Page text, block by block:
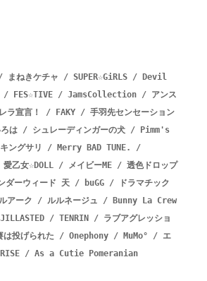
まねきケチャ / SUPER☆GiRLS / Devil
/ FES☆TIVE / JamsCollection / アンス
ラ宣言！ / FAKY / 手羽先センセーション
は / シュレーディンガーの犬 / Pimm's
ングサリ / Merry BAD TUNE. /
女☆DOLL / メイビーME / 透色ドロップ
ダーウィード 天 / buGG / ドラマチック
アーク / ルルネージュ / Bunny La Crew
/ TENRIN / ラブアグレッショ
は投げられた / Onephony / MuMo° / エ
/ As a Cutie Pomeranian